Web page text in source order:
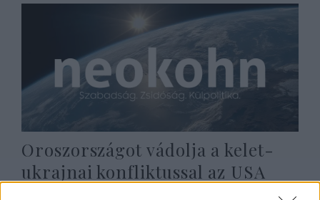
Oroszországot vádolja a kelet-
ukrajnai konfliktussal az USA